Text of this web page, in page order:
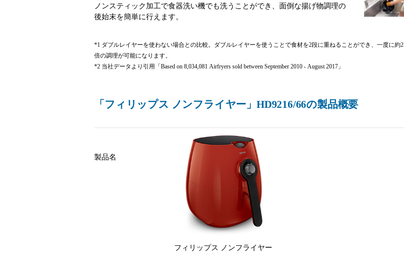
ノンスティック加工で食器洗い機でも洗うことができ、面倒な揚げ物調理の
後始末を簡単に行えます。
*1 ダブルレイヤーを使わない場合との比較。ダブルレイヤーを使うことで食材を2段に重ねることができ、一度に約2
倍の調理が可能になります。
*2 当社データより引用「Based on 8,034,081 Airfryers sold between September 2010 - August 2017」
「フィリップス ノンフライヤー」HD9216/66の製品概要
製品名
フィリップス ノンフライヤー